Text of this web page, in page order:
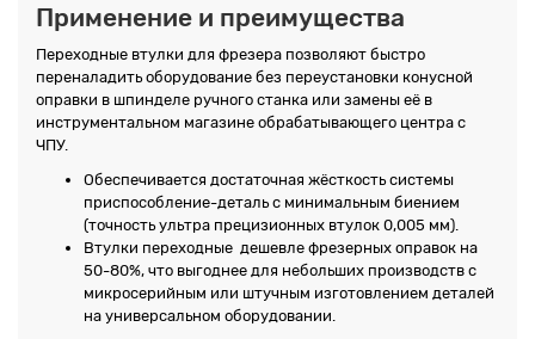
Применение и преимущества
Переходные втулки для фрезера позволяют быстро
переналадить оборудование без переустановки конусной
оправки в шпинделе ручного станка или замены её в
инструментальном магазине обрабатывающего центра с
ЧПУ.
Обеспечивается достаточная жёсткость системы
приспособление-деталь с минимальным биением
(точность ультра прецизионных втулок 0,005 мм).
Втулки переходные дешевле фрезерных оправок на
50-80%, что выгоднее для небольших производств с
микросерийным или штучным изготовлением деталей
на универсальном оборудовании.